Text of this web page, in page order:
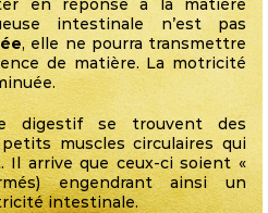
en réponse à la matière
intestinale n’est pas
, elle ne pourra transmettre
de matière. La motricité
digestif se trouvent des
muscles circulaires qui
Il arrive que ceux-ci soient «
engendrant ainsi un
intestinale.